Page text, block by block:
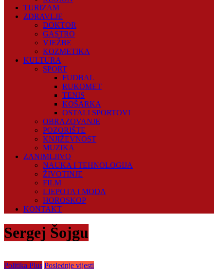
TURIZAM
ZDRAVLJE
DOKTOR
GASTRO
VJEŽBE
KOZMETIKA
KULTURA
SPORT
FUDBAL
RUKOMET
TENIS
KOŠARKA
OSTALI SPORTOVI
OBRAZOVANJE
POZORIŠTE
KNJIŽEVNOST
MUZIKA
ZANIMLJIVO
NAUKA I TEHNOLOGIJA
ŽIVOTINJE
FILM
LJEPOTA I MODA
HOROSKOP
KONTAKT
Sergej Šojgu
Politika Plus Poslednje vijesti